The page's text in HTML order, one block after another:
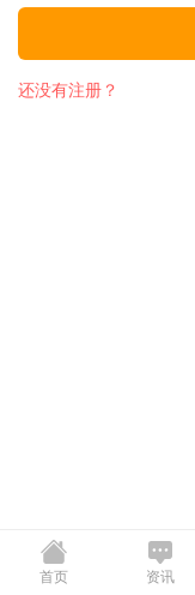
还没有注册？
首页 资讯